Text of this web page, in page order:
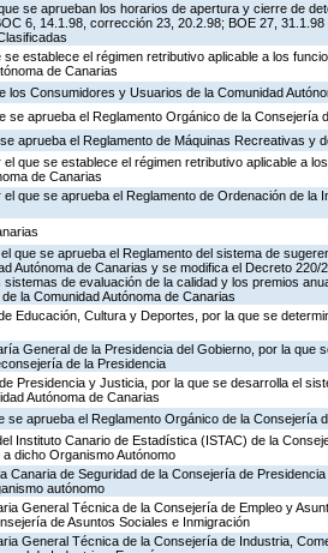
se aprueban los horarios de apertura y cierre de
6, 14.1.98, corrección 23, 20.2.98; BOE 27,
se establece el régimen retributivo aplicable a los
de Canarias
los Consumidores y Usuarios de la Comunidad
se aprueba el Reglamento Orgánico de la Consejería
aprueba el Reglamento de Máquinas Recreativas y
que se establece el régimen retributivo aplicable a
de Canarias
que se aprueba el Reglamento de Ordenación de la
que se aprueba el Reglamento del sistema de
Autónoma de Canarias y se modifica el Decreto
de evaluación de la calidad y los premios
la Comunidad Autónoma de Canarias
Educación, Cultura y Deportes, por la que se
General de la Presidencia del Gobierno, por la que
de la Presidencia
Presidencia y Justicia, por la que se desarrolla el
Autónoma de Canarias
se aprueba el Reglamento Orgánico de la Consejería
Instituto Canario de Estadística (ISTAC) de la
dicho Organismo Autónomo
Canaria de Seguridad de la Consejería de
autónomo
General Técnica de la Consejería de Empleo y
de Asuntos Sociales e Inmigración
General Técnica de la Consejería de Industria,